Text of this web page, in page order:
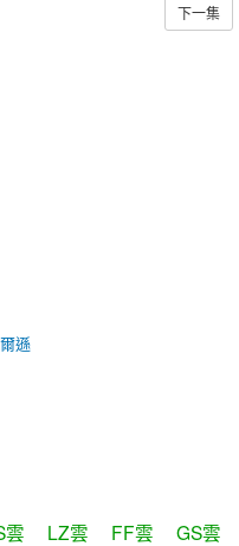
下一集
遜
雲 LZ雲 FF雲
GS雲